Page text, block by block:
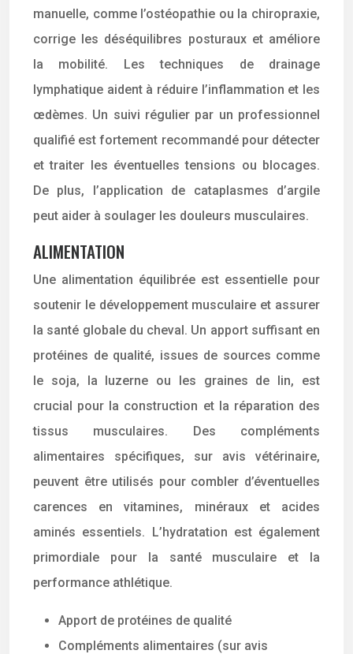
manuelle, comme l’ostéopathie ou la chiropraxie,
corrige les déséquilibres posturaux et améliore
la mobilité. Les techniques de drainage
lymphatique aident à réduire l’inflammation et les
œdèmes. Un suivi régulier par un professionnel
qualifié est fortement recommandé pour détecter
et traiter les éventuelles tensions ou blocages.
De plus, l’application de cataplasmes d’argile
peut aider à soulager les douleurs musculaires.
ALIMENTATION
Une alimentation équilibrée est essentielle pour
soutenir le développement musculaire et assurer
la santé globale du cheval. Un apport suffisant en
protéines de qualité, issues de sources comme
le soja, la luzerne ou les graines de lin, est
crucial pour la construction et la réparation des
tissus musculaires. Des compléments
alimentaires spécifiques, sur avis vétérinaire,
peuvent être utilisés pour combler d’éventuelles
carences en vitamines, minéraux et acides
aminés essentiels. L’hydratation est également
primordiale pour la santé musculaire et la
performance athlétique.
Apport de protéines de qualité
Compléments alimentaires (sur avis